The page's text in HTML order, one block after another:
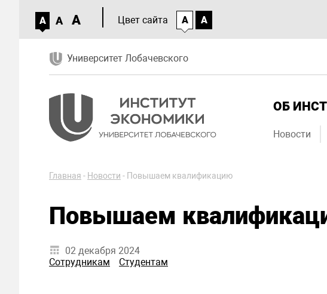
A A A Цвет сайта A A
Университет Лобачевского
ОБ
Новости
Главная - Новости - Повышаем квалификацию
Повышаем
02 декабря 2024
Сотрудникам
Студентам